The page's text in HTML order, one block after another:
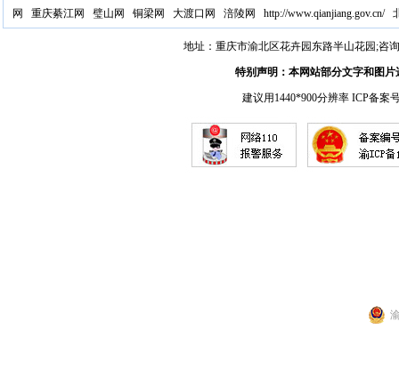
网
重庆綦江网 璧山网 铜梁网 大渡口网 涪陵网 http://www.qianjiang.gov.cn/
地址：重庆市渝北区花卉园东路半山花园;咨
特别声明：本网站部分文字和图
建议用1440*900分辨率 ICP备案